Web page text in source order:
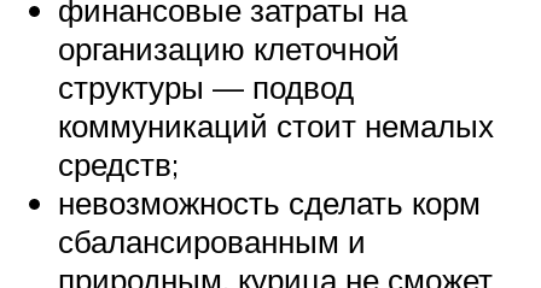
финансовые затраты на
организацию клеточной
структуры — подвод
коммуникаций стоит немалых
средств;
невозможность сделать корм
сбалансированным и
природным, курица не сможет